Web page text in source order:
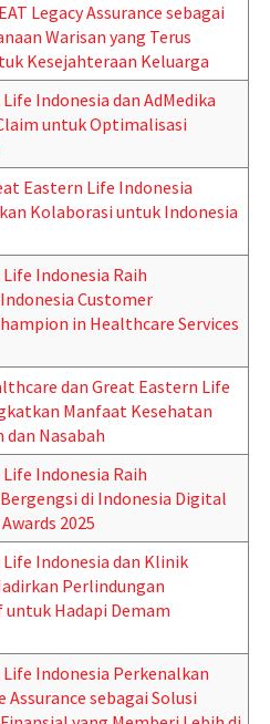
Legacy Assurance sebagai
Warisan yang Terus
Kesejahteraan Keluarga
Indonesia dan AdMedika
untuk Optimalisasi
Eastern Life Indonesia
Kolaborasi untuk Indonesia
Indonesia Raih
Customer
in Healthcare Services
dan Great Eastern Life
Manfaat Kesehatan
dan Nasabah
Indonesia Raih
di Indonesia Digital
2025
Indonesia dan Klinik
Perlindungan
Hadapi Demam
Indonesia Perkenalkan
Assurance sebagai Solusi